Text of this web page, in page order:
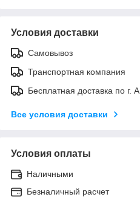
Условия доставки
Самовывоз
Транспортная компания
Бесплатная доставка по г.
Все условия доставки
Условия оплаты
Наличными
Безналичный расчет